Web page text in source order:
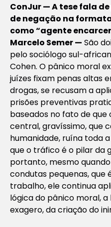
ConJur — A tese fala
de negação na
como “agente
Marcelo Semer — São
pelo sociólogo sul-
Cohen. O pânico moral
juízes fixam penas altas
drogas, se recusam a
prisões preventivas
baseados no fato de
central, gravíssimo, que
humanidade, ruína toda
que o tráfico é o pilar da
portanto, mesmo
condutas pequenas, que
trabalho, ele continua
lógica do pânico moral,
exagero, da criação do